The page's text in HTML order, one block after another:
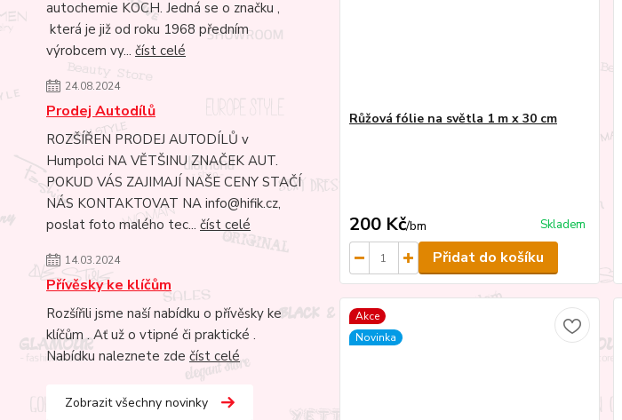
autochemie KOCH. Jedná se o značku ,
která je již od roku 1968 předním
výrobcem vy... číst celé
24.08.2024
Prodej Autodílů
ROZŠÍŘEN PRODEJ AUTODÍLŮ v
Humpolci NA VĚTŠINU ZNAČEK AUT.
POKUD VÁS ZAJIMAJÍ NAŠE CENY STAČÍ
NÁS KONTAKTOVAT NA info@hifik.cz,
poslat foto malého tec... číst celé
14.03.2024
Přívěsky ke klíčům
Rozšířili jsme naší nabídku o přívěsky ke
klíčům . Ať už o vtipné či praktické .
Nabídku naleznete zde číst celé
Zobrazit všechny novinky
Růžová fólie na světla 1 m x 30 cm
200 Kč/bm Skladem
Přidat do košíku
Akce
Novinka